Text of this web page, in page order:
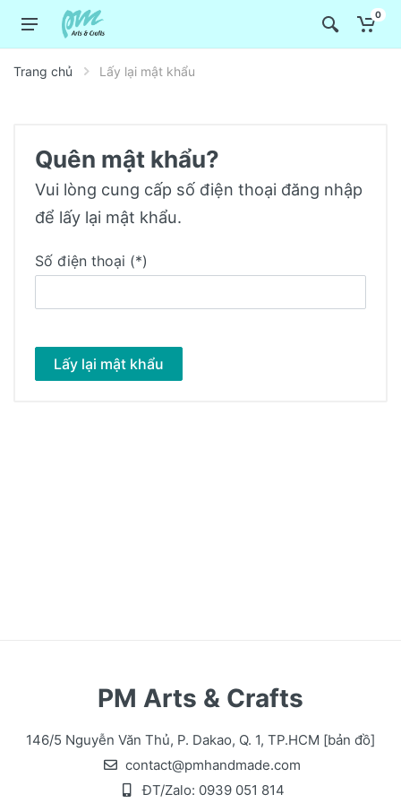
0
Trang chủ Lấy lại mật khẩu
Quên mật khẩu?
Vui lòng cung cấp số điện thoại đăng nhập
để lấy lại mật khẩu.
Số điện thoại (*)
Lấy lại mật khẩu
PM Arts & Crafts
146/5 Nguyễn Văn Thủ, P. Dakao, Q. 1, TP.HCM [bản đồ]
contact@pmhandmade.com
ĐT/Zalo: 0939 051 814